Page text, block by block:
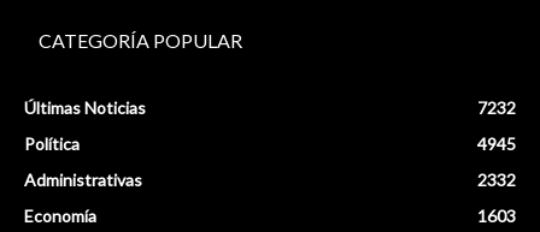
CATEGORÍA POPULAR
Últimas Noticias
7232
Política
4945
Administrativas
2332
Economía
1603